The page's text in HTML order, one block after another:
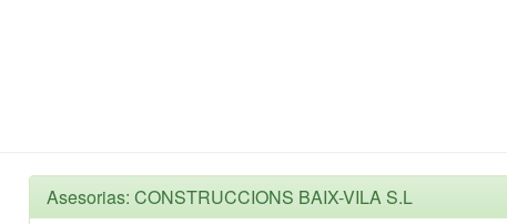
Asesorias: CONSTRUCCIONS BAIX-VILA S.L